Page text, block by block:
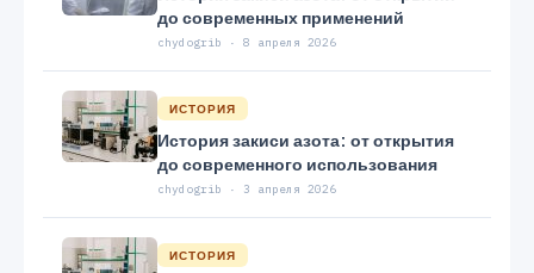
до современных применений
chydogrib · 8 апреля 2026
ИСТОРИЯ
История закиси азота: от открытия
до современного использования
chydogrib · 3 апреля 2026
ИСТОРИЯ